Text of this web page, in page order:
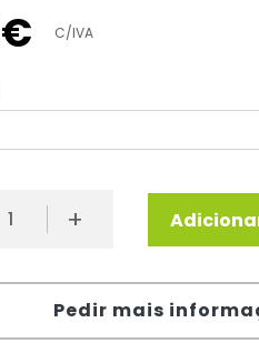
€ C/IVA
+
Pedir mais